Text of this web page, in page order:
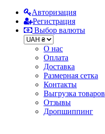
Авторизация
Регистрация
Выбор валюты
О нас
Оплата
Доставка
Размерная сетка
Контакты
Выгрузка товаров
Отзывы
Дропшиппинг